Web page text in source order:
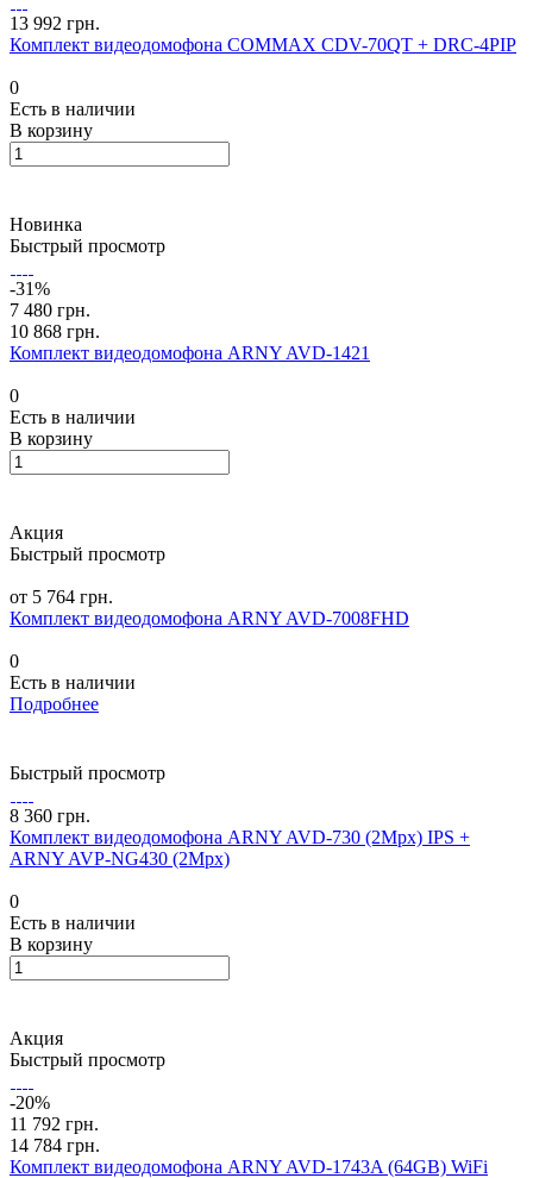
13 992 грн.
Комплект видеодомофона COMMAX CDV-70QT + DRC-4PIP
0
Есть в наличии
В корзину
Новинка
Быстрый просмотр
-31%
7 480 грн.
10 868 грн.
Комплект видеодомофона ARNY AVD-1421
0
Есть в наличии
В корзину
Акция
Быстрый просмотр
от 5 764 грн.
Комплект видеодомофона ARNY AVD-7008FHD
0
Есть в наличии
Подробнее
Быстрый просмотр
8 360 грн.
Комплект видеодомофона ARNY AVD-730 (2Mpx) IPS +
ARNY AVP-NG430 (2Mpx)
0
Есть в наличии
В корзину
Акция
Быстрый просмотр
-20%
11 792 грн.
14 784 грн.
Комплект видеодомофона ARNY AVD-1743A (64GB) WiFi